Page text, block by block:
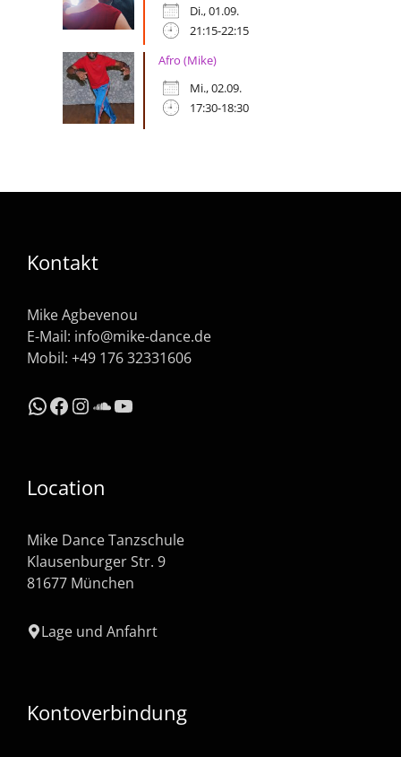
Di., 01.09.
21:15-22:15
Afro (Mike)
Mi., 02.09.
17:30-18:30
Kontakt
Mike Agbevenou
E-Mail: info@mike-dance.de
Mobil: +49 176 32331606
WhatsApp
Facebook
Instagram
SoundCloud
YouTube
Location
Mike Dance Tanzschule
Klausenburger Str. 9
81677 München
Lage und Anfahrt
Kontoverbindung